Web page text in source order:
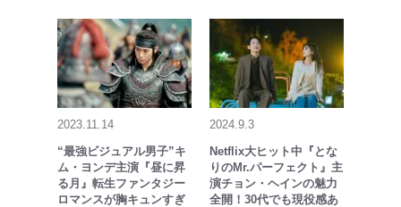
2023.11.14
“最強ビジュアル男子”キ
ム・ヨンデ主演『昼に昇
る月』転生ファンタジー
ロマンスが胸キュンすぎ
2024.9.3
Netflix大ヒット中『とな
りのMr.パーフェクト』主
演チョン・ヘインの魅力
全開！30代でも現役感あ